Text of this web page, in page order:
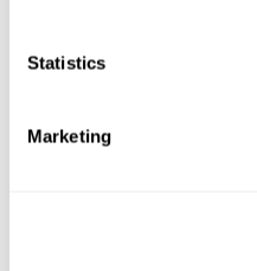
Statistics
Marketing
Si crea una base di dati
rimangono immagazzinati.
dispositivo di uscita che
assegna compiti per